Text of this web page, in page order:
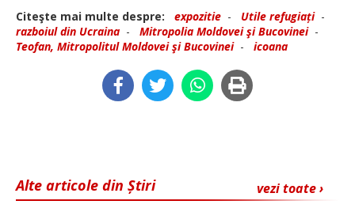
Citeşte mai multe despre: expozitie - Utile refugiați-
razboiul din Ucraina - Mitropolia Moldovei şi Bucovinei-
Teofan, Mitropolitul Moldovei şi Bucovinei- icoana
vezi toate ›
Alte articole din Știri